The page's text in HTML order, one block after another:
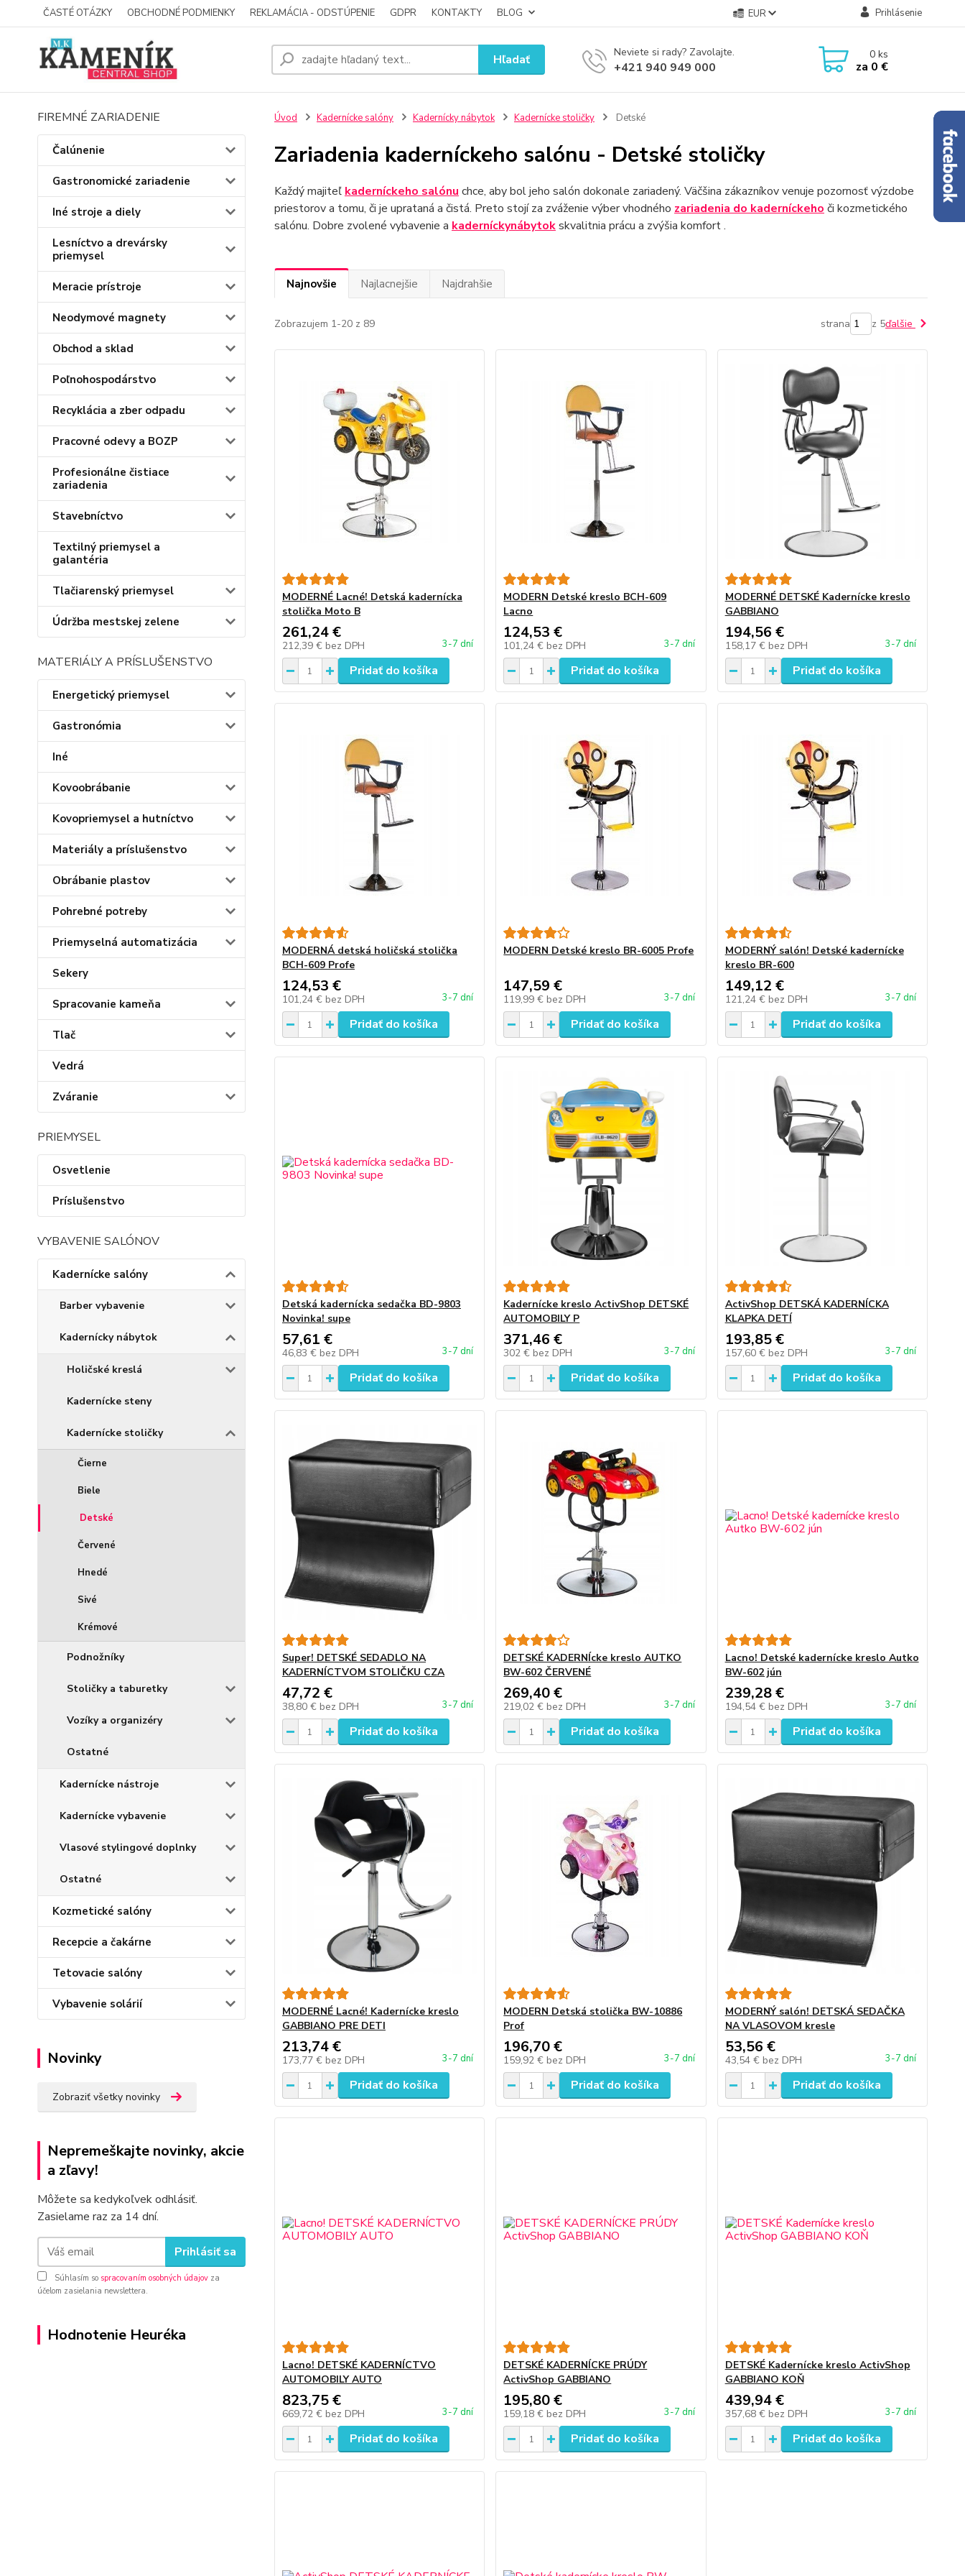
ČASTÉ OTÁZKY OBCHODNÉ PODMIENKY REKLAMÁCIA - ODSTÚPENIE GDPR KONTAKTY BLOG EUR Prihlásenie
Hľadať Neviete si rady? Zavolajte.
+421 940 949 000
0ks
za 0 €
FIREMNÉ ZARIADENIE
Čalúnenie
Gastronomické zariadenie
Iné stroje a diely
Lesníctvo a drevársky
priemysel
Meracie prístroje
Neodymové magnety
Obchod a sklad
Poľnohospodárstvo
Recyklácia a zber odpadu
Pracovné odevy a BOZP
Profesionálne čistiace
zariadenia
Stavebníctvo
Textilný priemysel a
galantéria
Tlačiarenský priemysel
Údržba mestskej zelene
MATERIÁLY A PRÍSLUŠENSTVO
Energetický priemysel
Gastronómia
Iné
Kovoobrábanie
Kovopriemysel a hutníctvo
Materiály a príslušenstvo
Obrábanie plastov
Pohrebné potreby
Priemyselná automatizácia
Sekery
Spracovanie kameňa
Tlač
Vedrá
Zváranie
PRIEMYSEL
Osvetlenie
Príslušenstvo
VYBAVENIE SALÓNOV
Kadernícke salóny
Barber vybavenie
Kadernícky nábytok
Holičské kreslá
Kadernícke steny
Kadernícke stoličky
Čierne
Biele
Detské
Červené
Hnedé
Sivé
Krémové
Podnožníky
Stoličky a taburetky
Vozíky a organizéry
Ostatné
Kadernícke nástroje
Kadernícke vybavenie
Vlasové stylingové doplnky
Ostatné
Kozmetické salóny
Recepcie a čakárne
Tetovacie salóny
Vybavenie solárií
Novinky
Zobraziť všetky novinky
Nepremeškajte novinky, akcie
a zľavy!
Môžete sa kedykoľvek odhlásiť.
Zasielame raz za 14 dní.
Prihlásiť sa
Súhlasím so spracovaním osobných údajov za
účelom zasielania newslettera.
Hodnotenie Heuréka
Úvod Kadernícke salóny Kadernícky nábytok Kadernícke stoličky Detské
Zariadenia kaderníckeho salónu - Detské stoličky
Každý majiteľ kaderníckeho salónu chce, aby bol jeho salón dokonale zariadený. Väčšina zákazníkov venuje pozornosť výzdobe
priestorov a tomu, či je uprataná a čistá. Preto stojí za zváženie výber vhodného zariadenia do kaderníckeho či kozmetického
salónu. Dobre zvolené vybavenie a kaderníckynábytokskvalitnia prácu a zvýšia komfort .
Najnovšie Najlacnejšie Najdrahšie
Zobrazujem 1-20 z 89 strana z 5ďalšie
MODERNÉ Lacné! Detská kadernícka
stolička Moto B
261,24 €
212,39 € bez DPH 3-7 dní
Pridať do košíka
MODERN Detské kreslo BCH-609
Lacno
124,53 €
101,24 € bez DPH 3-7 dní
Pridať do košíka
MODERNÉ DETSKÉ Kadernícke kreslo
GABBIANO
194,56 €
158,17 € bez DPH 3-7 dní
Pridať do košíka
MODERNÁ detská holičská stolička
BCH-609 Profe
124,53 €
101,24 € bez DPH 3-7 dní
Pridať do košíka
MODERN Detské kreslo BR-6005 Profe
147,59 €
119,99 € bez DPH 3-7 dní
Pridať do košíka
MODERNÝ salón! Detské kadernícke
kreslo BR-600
149,12 €
121,24 € bez DPH 3-7 dní
Pridať do košíka
Detská kadernícka sedačka BD-9803
Novinka! supe
57,61 €
46,83 € bez DPH 3-7 dní
Pridať do košíka
Kadernícke kreslo ActivShop DETSKÉ
AUTOMOBILY P
371,46 €
302 € bez DPH 3-7 dní
Pridať do košíka
ActivShop DETSKÁ KADERNÍCKA
KLAPKA DETÍ
193,85 €
157,60 € bez DPH 3-7 dní
Pridať do košíka
Super! DETSKÉ SEDADLO NA
KADERNÍCTVOM STOLIČKU CZA
47,72 €
38,80 € bez DPH 3-7 dní
Pridať do košíka
DETSKÉ KADERNÍcke kreslo AUTKO
BW-602 ČERVENÉ
269,40 €
219,02 € bez DPH 3-7 dní
Pridať do košíka
Lacno! Detské kadernícke kreslo Autko
BW-602 jún
239,28 €
194,54 € bez DPH 3-7 dní
Pridať do košíka
MODERNÉ Lacné! Kadernícke kreslo
GABBIANO PRE DETI
213,74 €
173,77 € bez DPH 3-7 dní
Pridať do košíka
MODERN Detská stolička BW-10886
Prof
196,70 €
159,92 € bez DPH 3-7 dní
Pridať do košíka
MODERNÝ salón! DETSKÁ SEDAČKA
NA VLASOVOM kresle
53,56 €
43,54 € bez DPH 3-7 dní
Pridať do košíka
Lacno! DETSKÉ KADERNÍCTVO
AUTOMOBILY AUTO
823,75 €
669,72 € bez DPH 3-7 dní
Pridať do košíka
DETSKÉ KADERNÍCKE PRÚDY
ActivShop GABBIANO
195,80 €
159,18 € bez DPH 3-7 dní
Pridať do košíka
DETSKÉ Kadernícke kreslo ActivShop
GABBIANO KOŇ
439,94 €
357,68 € bez DPH 3-7 dní
Pridať do košíka